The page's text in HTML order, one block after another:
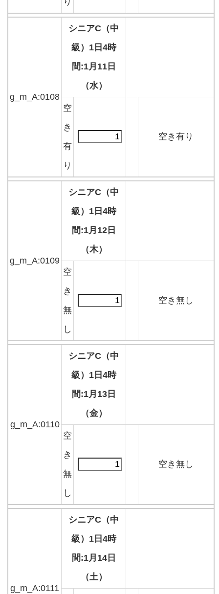
g_m_A:0108
シニアC（中
級）1日4時
間:1月11日
（水）
空
き
有
り
空き有り
g_m_A:0109
シニアC（中
級）1日4時
間:1月12日
（木）
空
き
無
し
空き無し
g_m_A:0110
シニアC（中
級）1日4時
間:1月13日
（金）
空
き
無
し
空き無し
g_m_A:0111
シニアC（中
級）1日4時
間:1月14日
（土）